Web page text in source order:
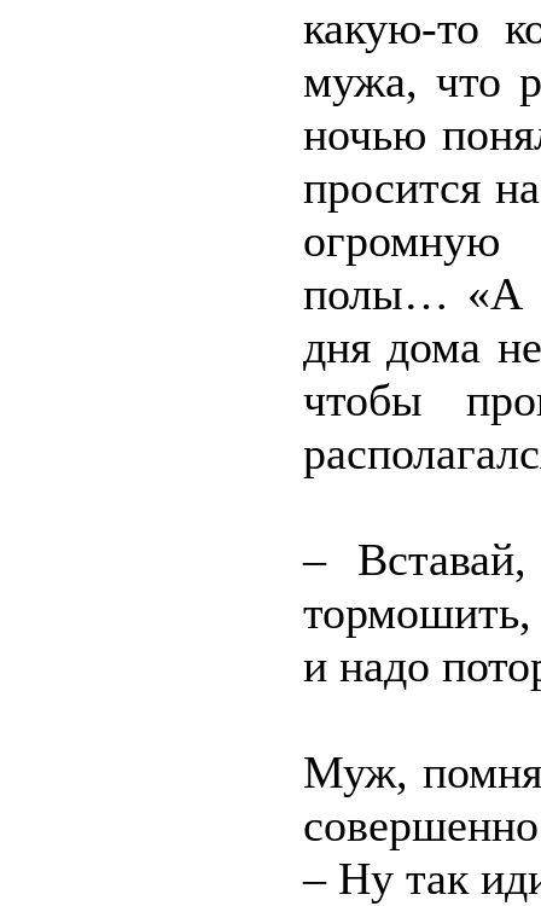
какую-то
мужа, что
ночью
просится
полы… «А
дня дома
чтобы
–
тормошить,
и надо
Муж,
– Ну так